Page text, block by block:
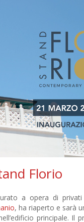
Florio
a opera di privati
, ha riaperto e sarà
principale. Il